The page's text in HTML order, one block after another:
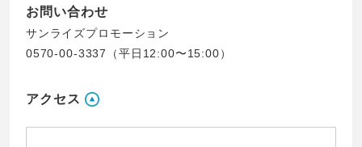
お問い合わせ
サンライズプロモーション
0570-00-3337（平日12:00〜15:00）
アクセス